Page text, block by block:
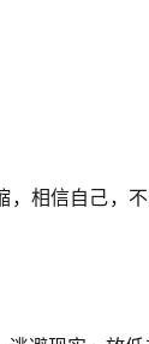
，相信自己，